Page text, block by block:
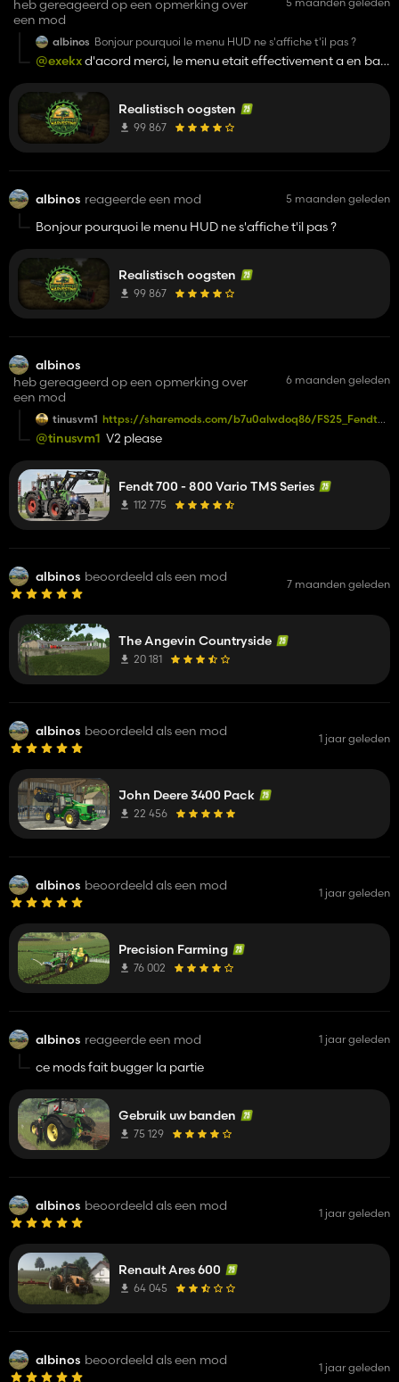
heb gereageerd op een opmerking over
een mod
albinos Bonjour pourquoi le menu HUD ne s'affiche t'il pas ?
@exekxd'acord merci, le menu etait effectivement a en bas
Realistisch oogsten
99 867
albinos reageerde een mod 5 maanden geleden
Bonjour pourquoi le menu HUD ne s'affiche t'il pas ?
Realistisch oogsten
99 867
albinos
heb gereageerd op een opmerking over
een mod
6 maanden geleden
tinusvm1 https://sharemods.com/b7u0alwdoq86/
for the ppl who dont want corn on their screen
@tinusvm1 V2 please
Fendt 700 - 800 Vario TMS Series
112 775
albinos beoordeeld als een mod 7 maanden geleden
The Angevin Countryside
20 181
albinos beoordeeld als een mod 1 jaar geleden
John Deere 3400 Pack
22 456
albinos beoordeeld als een mod 1 jaar geleden
Precision Farming
76 002
albinos reageerde een mod 1 jaar geleden
ce mods fait bugger la partie
Gebruik uw banden
75 129
albinos beoordeeld als een mod 1 jaar geleden
Renault Ares 600
64 045
albinos beoordeeld als een mod 1 jaar geleden